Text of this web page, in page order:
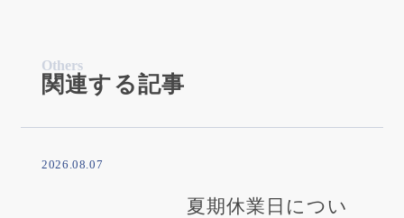
Others
関連する記事
2026.08.07
夏期休業日につい